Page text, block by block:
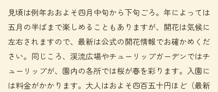
見頃は例年おおよそ四月中旬から下旬ごろ。年によっては
五月の半ばまで楽しめることもありますが、開花は気候に
左右されますので、最新は公式の開花情報でお確かめくだ
さい。同じころ、渓流広場やチューリップガーデンではチ
ューリップが、園内の各所では桜が春を彩ります。入園に
は料金がかかります。大人はおよそ四百五十円ほど（最新